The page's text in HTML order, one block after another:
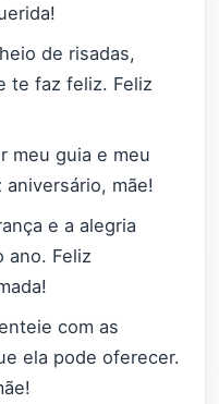
de risadas,
te faz feliz. Feliz
meu guia e meu
mãe!
e a alegria
ano. Feliz
com as
ela pode oferecer.